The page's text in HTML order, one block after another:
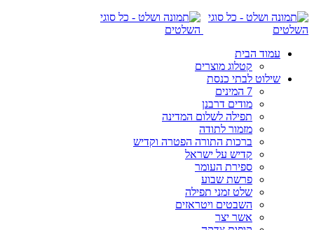
עמוד הבית
קטלוג מוצרים
שילוט לבתי כנסת
7 המינים
מודים דרבנן
תפילה לשלום המדינה
מזמור לתודה
ברכות התורה הפטרה וקדיש
קדיש על ישראל
ספירת העומר
פרשת שבוע
שלט זמני תפילה
השבטים ויטראזים
אשר יצר